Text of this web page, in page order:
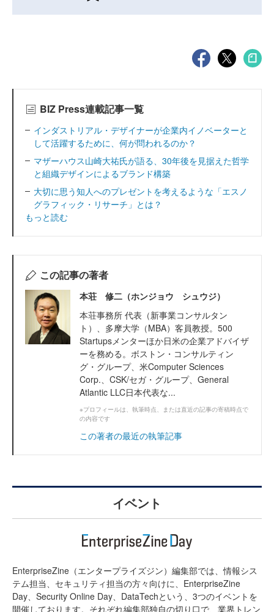
BIZ Press連載記事一覧
インダストリアル・デザイナーが企業内イノベーターと
して活躍するために、何が問われるのか？
マザーハウス山崎大祐氏が語る、30年後を見据えた哲学
と組織デザインによるブランド構築
大切に思う知人へのプレゼントを考えるような「エスノ
グラフィック・リサーチ」とは？
もっと読む
この記事の著者
本荘 修二（ホンジョウ シュウジ）
本荘事務所 代表（新事業コンサルタン
ト）、多摩大学（MBA）客員教授。500
Startupsメンターほか日米の企業アドバイザ
ーを務める。ボストン・コンサルティン
グ・グループ、米Computer Sciences
Corp.、CSK/セガ・グループ、General
Atlantic LLC日本代表な...
※プロフィールは、執筆時点、または直近の記事の寄稿時点で
の内容です
この著者の最近の執筆記事
イベント
EnterpriseZine（エンタープライズジン）編集部では、情報シス
テム担当、セキュリティ担当の方々向けに、EnterpriseZine
Day、Security Online Day、DataTechという、3つのイベントを
開催しております。それぞれ編集部独自の切り口で、業界トレン